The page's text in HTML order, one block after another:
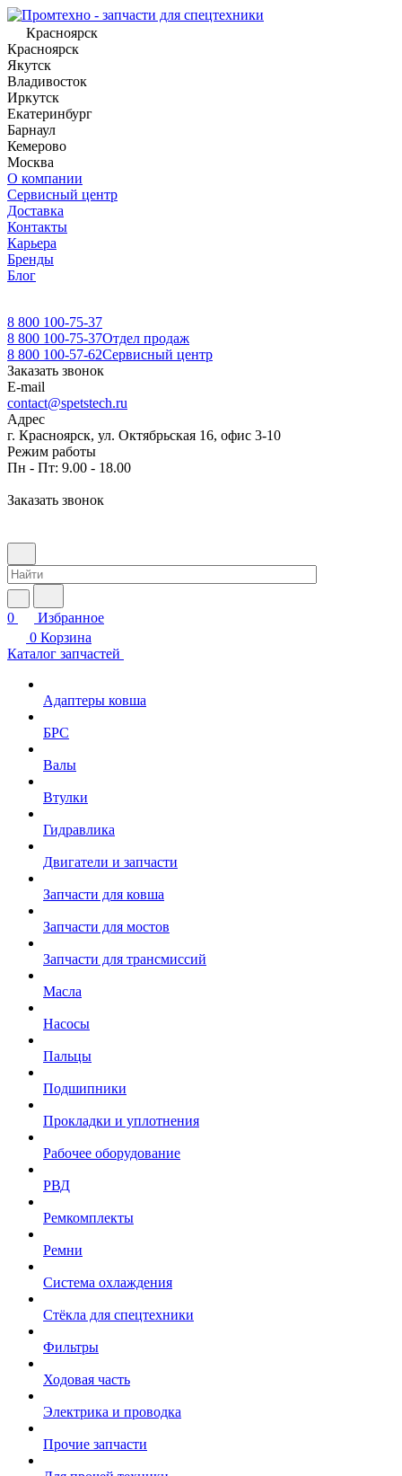
Красноярск
Красноярск
Якутск
Владивосток
Иркутск
Екатеринбург
Барнаул
Кемерово
Москва
О компании
Сервисный центр
Доставка
Контакты
Карьера
Бренды
Блог
8 800 100-75-37
8 800 100-75-37Отдел продаж
8 800 100-57-62Сервисный центр
Заказать звонок
E-mail
contact@spetstech.ru
Адрес
г. Красноярск, ул. Октябрьская 16, офис 3-10
Режим работы
Пн - Пт: 9.00 - 18.00
Заказать звонок
0
Избранное
0 Корзина
Каталог запчастей
Адаптеры ковша
БРС
Валы
Втулки
Гидравлика
Двигатели и запчасти
Запчасти для ковша
Запчасти для мостов
Запчасти для трансмиссий
Масла
Насосы
Пальцы
Подшипники
Прокладки и уплотнения
Рабочее оборудование
РВД
Ремкомплекты
Ремни
Система охлаждения
Стёкла для спецтехники
Фильтры
Ходовая часть
Электрика и проводка
Прочие запчасти